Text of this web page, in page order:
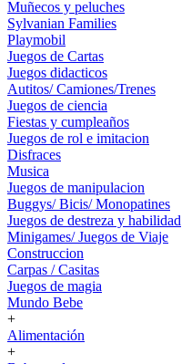
Muñecos y peluches
Sylvanian Families
Playmobil
Juegos de Cartas
Juegos didacticos
Autitos/ Camiones/Trenes
Juegos de ciencia
Fiestas y cumpleaños
Juegos de rol e imitacion
Disfraces
Musica
Juegos de manipulacion
Buggys/ Bicis/ Monopatines
Juegos de destreza y habilidad
Minigames/ Juegos de Viaje
Construccion
Carpas / Casitas
Juegos de magia
Mundo Bebe
+
Alimentación
+